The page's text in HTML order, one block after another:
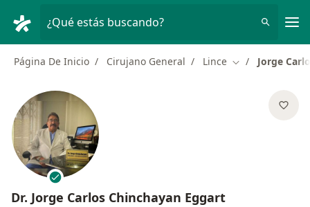
¿Qué estás buscando?
Página De Inicio Cirujano General Lince Cambiar de
Jorge
Dr. Jorge Carlos Chinchayan Eggart